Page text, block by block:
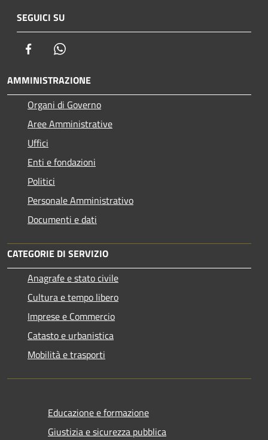
SEGUICI SU
Facebook
AMMINISTRAZIONE
Organi di Governo
Aree Amministrative
Uffici
Enti e fondazioni
Politici
Personale Amministrativo
Documenti e dati
CATEGORIE DI SERVIZIO
Anagrafe e stato civile
Cultura e tempo libero
Imprese e Commercio
Catasto e urbanistica
Mobilità e trasporti
Educazione e formazione
Giustizia e sicurezza pubblica